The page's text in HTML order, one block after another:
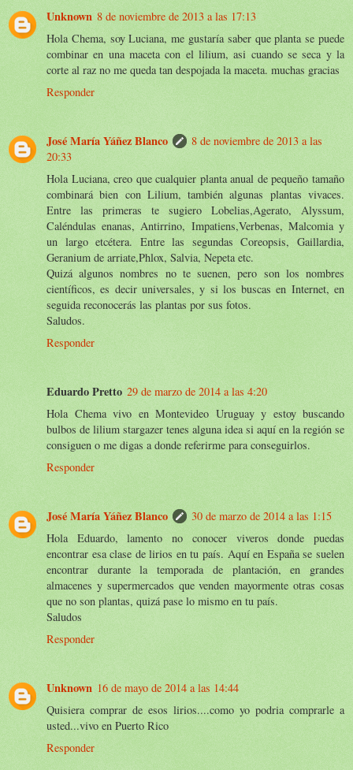
Unknown 8 de noviembre de 2013 a las 17:13
Hola Chema, soy Luciana, me gustaría saber que planta se puede
combinar en una maceta con el lilium, asi cuando se seca y la
corte al raz no me queda tan despojada la maceta. muchas gracias
Responder
José María Yáñez Blanco
8 de noviembre de 2013 a las
20:33
Hola Luciana, creo que cualquier planta anual de pequeño tamaño
combinará bien con Lilium, también algunas plantas vivaces.
Entre las primeras te sugiero Lobelias,Agerato, Alyssum,
Caléndulas enanas, Antirrino, Impatiens,Verbenas, Malcomia y
un largo etcétera. Entre las segundas Coreopsis, Gaillardia,
Geranium de arriate,Phlox, Salvia, Nepeta etc.
Quizá algunos nombres no te suenen, pero son los nombres
científicos, es decir universales, y si los buscas en Internet, en
seguida reconocerás las plantas por sus fotos.
Saludos.
Responder
Eduardo Pretto 29 de marzo de 2014 a las 4:20
Hola Chema vivo en Montevideo Uruguay y estoy buscando
bulbos de lilium stargazer tenes alguna idea si aquí en la región se
consiguen o me digas a donde referirme para conseguirlos.
Responder
José María Yáñez Blanco
30 de marzo de 2014 a las 1:15
Hola Eduardo, lamento no conocer viveros donde puedas
encontrar esa clase de lirios en tu país. Aquí en España se suelen
encontrar durante la temporada de plantación, en grandes
almacenes y supermercados que venden mayormente otras cosas
que no son plantas, quizá pase lo mismo en tu país.
Saludos
Responder
Unknown 16 de mayo de 2014 a las 14:44
Quisiera comprar de esos lirios....como yo podria comprarle a
usted...vivo en Puerto Rico
Responder